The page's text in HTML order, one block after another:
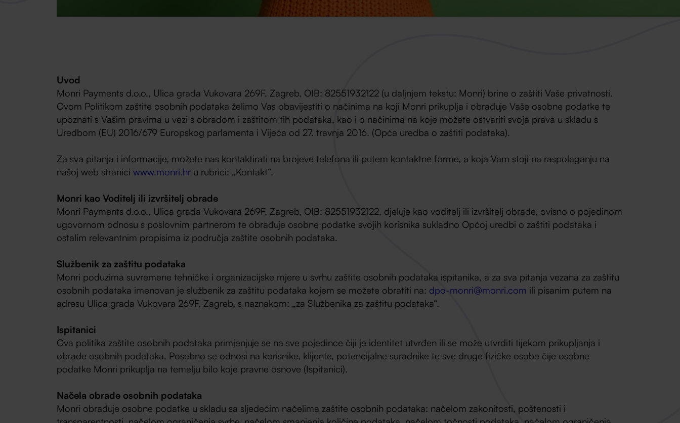
Uvod
Monri Payments d.o.o., Ulica grada Vukovara 269F, Zagreb, OIB: 82551932122 (u daljnjem tekstu: Monri) brine o zaštiti Vaše privatnosti.
Ovom Politikom zaštite osobnih podataka želimo Vas obavijestiti o načinima na koji Monri prikuplja i obrađuje Vaše osobne podatke te
upoznati s Vašim pravima u vezi s obradom i zaštitom tih podataka, kao i o načinima na koje možete ostvariti svoja prava u skladu s
Uredbom (EU) 2016/679 Europskog parlamenta i Vijeća od 27. travnja 2016. (Opća uredba o zaštiti podataka).
Za sva pitanja i informacije, možete nas kontaktirati na brojeve telefona ili putem kontaktne forme, a koja Vam stoji na raspolaganju na
našoj web straniciwww.monri.hr u rubrici: „Kontakt“.
Monri kao Voditelj ili izvršitelj obrade
Monri Payments d.o.o., Ulica grada Vukovara 269F, Zagreb, OIB: 82551932122, djeluje kao voditelj ili izvršitelj obrade, ovisno o pojedinom
ugovornom odnosu s poslovnim partnerom te obrađuje osobne podatke svojih korisnika sukladno Općoj uredbi o zaštiti podataka i
ostalim relevantnim propisima iz područja zaštite osobnih podataka.
Službenik za zaštitu podataka
Monri poduzima suvremene tehničke i organizacijske mjere u svrhu zaštite osobnih podataka ispitanika, a za sva pitanja vezana za zaštitu
osobnih podataka imenovan je službenik za zaštitu podataka kojem se možete obratiti na: dpo-monri@monri.com ili pisanim putem na
adresu Ulica grada Vukovara 269F, Zagreb, s naznakom: „za Službenika za zaštitu podataka“.
Ispitanici
Ova politika zaštite osobnih podataka primjenjuje se na sve pojedince čiji je identitet utvrđen ili se može utvrditi tijekom prikupljanja i
obrade osobnih podataka. Posebno se odnosi na korisnike, klijente, potencijalne suradnike te sve druge fizičke osobe čije osobne
podatke Monri prikuplja na temelju bilo koje pravne osnove (Ispitanici).
Načela obrade osobnih podataka
Monri obrađuje osobne podatke u skladu sa sljedećim načelima zaštite osobnih podataka: načelom zakonitosti, poštenosti i